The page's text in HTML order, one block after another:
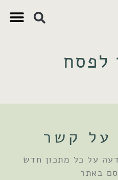
לפסח
על קשר
על כל מתכון חדש
באתר